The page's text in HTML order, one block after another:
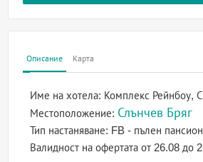
Описание Карта
Име на хотела: Комплекс Рейнбоу,
Местоположение: Слънчев Бряг
Тип настаняване: FB - пълен пансион
Валидност на офертатаот 26.08 до